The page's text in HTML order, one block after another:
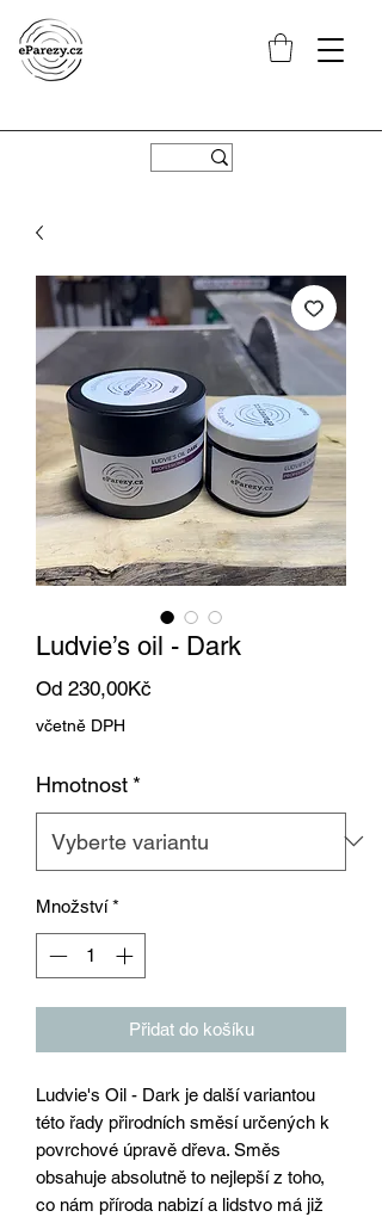
Ludvie’s oil - Dark
Od 230,00Kč
včetně DPH
Hmotnost *
Množství *
Přidat do košíku
Ludvie's Oil - Dark je další variantou
této řady přirodních směsí určených k
povrchové úpravě dřeva. Směs
obsahuje absolutně to nejlepší z toho,
co nám příroda nabizí a lidstvo má již